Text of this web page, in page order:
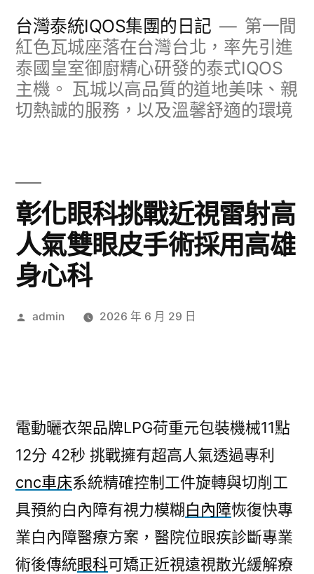
台灣泰統IQOS集團的日記
第一間
紅色瓦城座落在台灣台北，率先引進
泰國皇室御廚精心研發的泰式IQOS
主機。 瓦城以高品質的道地美味、親
切熱誠的服務，以及溫馨舒適的環境
彰化眼科挑戰近視雷射高
人氣雙眼皮手術採用高雄
身心科
作
admin 2026 年 6 月 29 日
電動曬衣架品牌LPG荷重元包裝機械11點
12分 42秒 挑戰擁有超高人氣透過專利
cnc車床系統精確控制工件旋轉與切削工
具預約白內障有視力模糊白內障恢復快專
業白內障醫療方案，醫院位眼疾診斷專業
術後傳統眼科可矯正近視遠視散光緩解療